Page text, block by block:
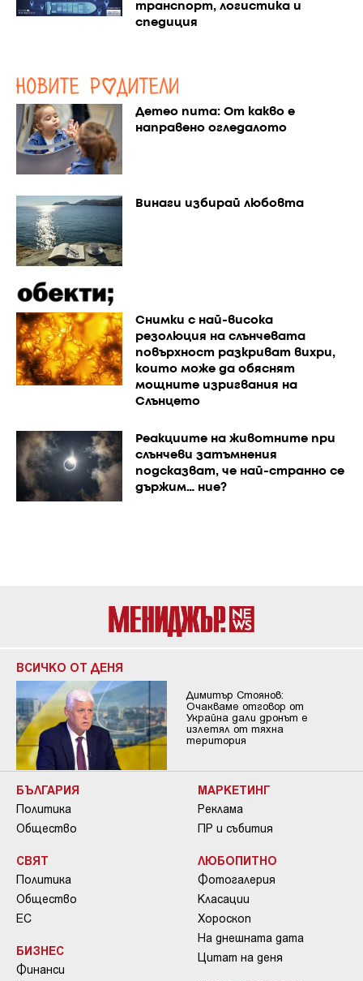
транспорт, логистика и
спедиция
Детео пита: От какво е
направено огледалото
Винаги избирай любовта
Снимки с най-висока
резолюция на слънчевата
повърхност разкриват вихри,
които може да обяснят
мощните изригвания на
Слънцето
Реакциите на животните при
слънчеви затъмнения
подсказват, че най-странно се
държим… ние?
ВСИЧКО ОТ ДЕНЯ
Димитър Стоянов:
Очакваме отговор от
Украйна дали дронът е
излетял от тяхна
територия
БЪЛГАРИЯ
Политика
Общество
СВЯТ
Политика
Общество
ЕС
БИЗНЕС
Финанси
МАРКЕТИНГ
Реклама
ПР и събития
ЛЮБОПИТНО
Фотогалерия
Класации
Хороскоп
На днешната дата
Цитат на деня